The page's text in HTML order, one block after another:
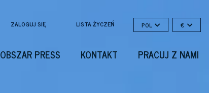
ZALOGUJ SIĘ LISTA ŻYCZEŃ POL €
OBSZAR PRESS KONTAKT PRACUJ Z NAMI